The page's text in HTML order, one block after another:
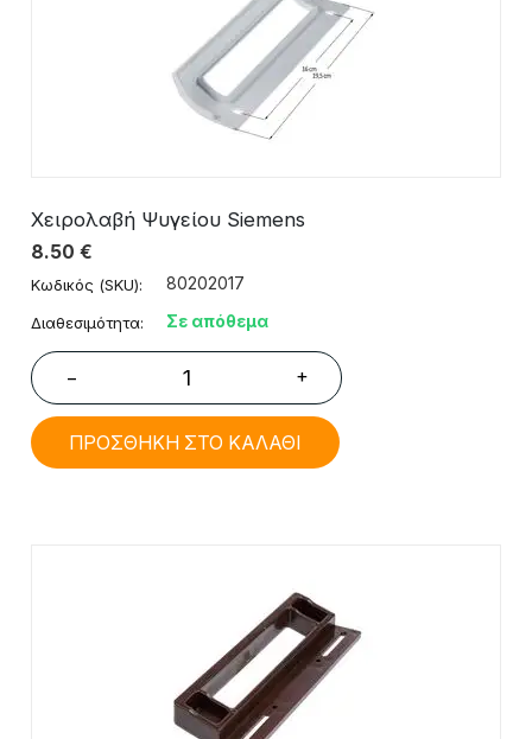
Χειρολαβή Ψυγείου Siemens
8.50 €
Κωδικός (SKU): 80202017
Διαθεσιμότητα: Σε απόθεμα
− +
ΠΡΟΣΘΗΚΗ ΣΤΟ ΚΑΛΑΘΙ